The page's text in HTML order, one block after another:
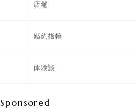
店舗
婚約指輪
体験談
Sponsored